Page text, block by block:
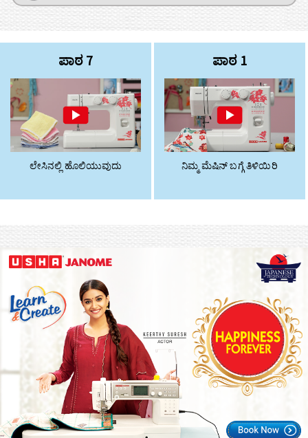
ಪಾಠ 7
ಲೇಸಿನಲ್ಲಿ ಹೊಲಿಯುವುದು
ಪಾಠ 1
ನಿಮ್ಮ ಮೆಷಿನ್ ಬಗ್ಗೆ ತಿಳಿಯಿರಿ